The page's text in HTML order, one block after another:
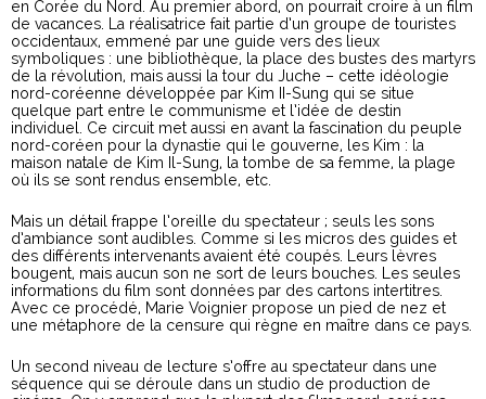
en Corée du Nord. Au premier abord, on pourrait croire à un film
de vacances. La réalisatrice fait partie d’un groupe de touristes
occidentaux, emmené par une guide vers des lieux
symboliques : une bibliothèque, la place des bustes des martyrs
de la révolution, mais aussi la tour du Juche – cette idéologie
nord-coréenne développée par Kim II-Sung qui se situe
quelque part entre le communisme et l’idée de destin
individuel. Ce circuit met aussi en avant la fascination du peuple
nord-coréen pour la dynastie qui le gouverne, les Kim : la
maison natale de Kim Il-Sung, la tombe de sa femme, la plage
où ils se sont rendus ensemble, etc.
Mais un détail frappe l’oreille du spectateur ; seuls les sons
d’ambiance sont audibles. Comme si les micros des guides et
des différents intervenants avaient été coupés. Leurs lèvres
bougent, mais aucun son ne sort de leurs bouches. Les seules
informations du film sont données par des cartons intertitres.
Avec ce procédé, Marie Voignier propose un pied de nez et
une métaphore de la censure qui règne en maître dans ce pays.
Un second niveau de lecture s’offre au spectateur dans une
séquence qui se déroule dans un studio de production de